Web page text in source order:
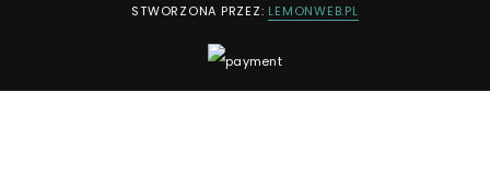
STWORZONA PRZEZ: LEMONWEB.PL